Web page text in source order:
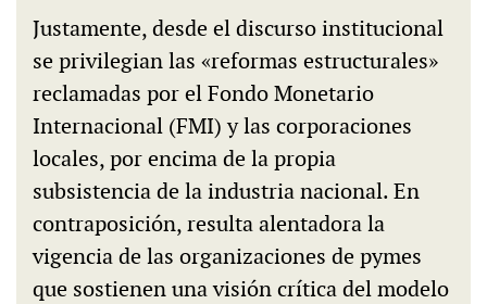
Justamente, desde el discurso institucional
se privilegian las «reformas estructurales»
reclamadas por el Fondo Monetario
Internacional (FMI) y las corporaciones
locales, por encima de la propia
subsistencia de la industria nacional. En
contraposición, resulta alentadora la
vigencia de las organizaciones de pymes
que sostienen una visión crítica del modelo